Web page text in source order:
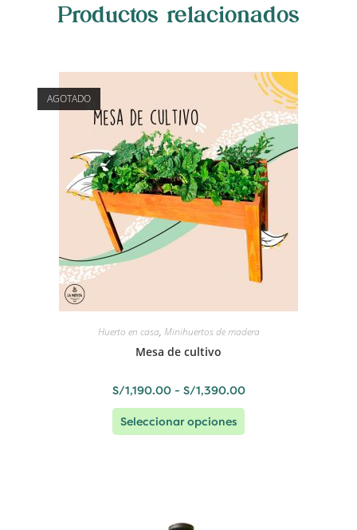
Productos relacionados
AGOTADO
Huerto en casa, Minihuertos de madera
Mesa de cultivo
S/1,190.00 - S/1,390.00
Seleccionar opciones